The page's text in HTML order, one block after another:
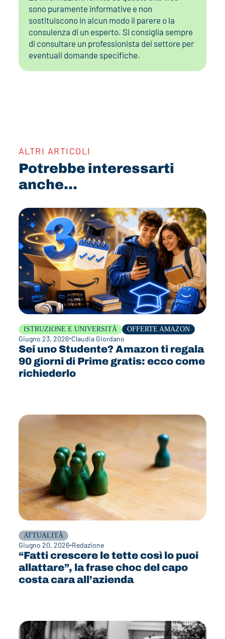
sono puramente informative e non
sostituiscono in alcun modo il parere o la
consulenza di un esperto. Si consiglia sempre
di consultare un professionista del settore per
eventuali domande specifiche.
ALTRI ARTICOLI
Potrebbe interessarti
anche...
ISTRUZIONE E UNIVERSITÀ OFFERTE AMAZON
Giugno 23, 2026 Claudia Giordano
Sei uno Studente? Amazon ti regala
90 giorni di Prime gratis: ecco come
richiederlo
ATTUALITÀ
Giugno 20, 2026 Redazione
“Fatti crescere le tette così lo puoi
allattare”, la frase choc del capo
costa cara all’azienda